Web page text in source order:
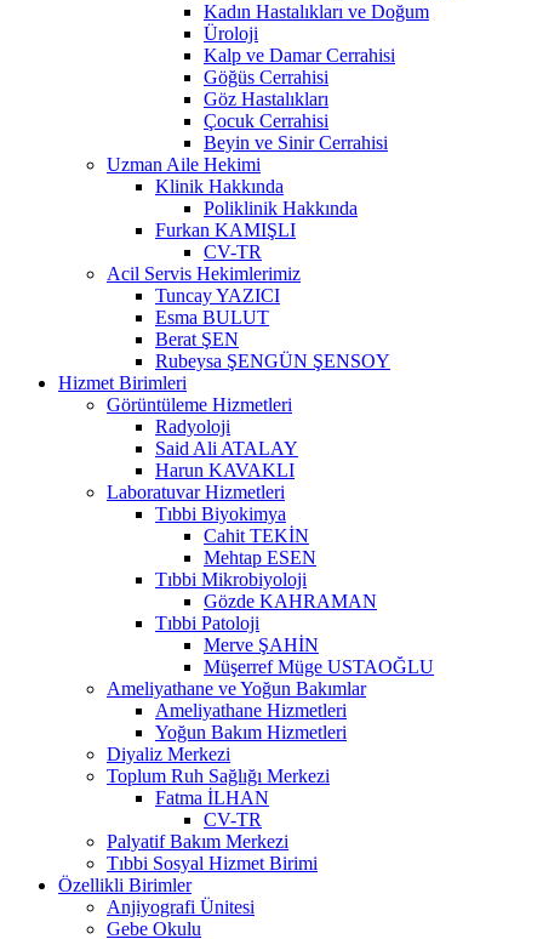
Kadın Hastalıkları ve Doğum
Üroloji
Kalp ve Damar Cerrahisi
Göğüs Cerrahisi
Göz Hastalıkları
Çocuk Cerrahisi
Beyin ve Sinir Cerrahisi
Uzman Aile Hekimi
Klinik Hakkında
Poliklinik Hakkında
Furkan KAMIŞLI
CV-TR
Acil Servis Hekimlerimiz
Tuncay YAZICI
Esma BULUT
Berat ŞEN
Rubeysa ŞENGÜN ŞENSOY
Hizmet Birimleri
Görüntüleme Hizmetleri
Radyoloji
Said Ali ATALAY
Harun KAVAKLI
Laboratuvar Hizmetleri
Tıbbi Biyokimya
Cahit TEKİN
Mehtap ESEN
Tıbbi Mikrobiyoloji
Gözde KAHRAMAN
Tıbbi Patoloji
Merve ŞAHİN
Müşerref Müge USTAOĞLU
Ameliyathane ve Yoğun Bakımlar
Ameliyathane Hizmetleri
Yoğun Bakım Hizmetleri
Diyaliz Merkezi
Toplum Ruh Sağlığı Merkezi
Fatma İLHAN
CV-TR
Palyatif Bakım Merkezi
Tıbbi Sosyal Hizmet Birimi
Özellikli Birimler
Anjiyografi Ünitesi
Gebe Okulu